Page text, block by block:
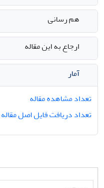
هم رسانی
ارجاع به این مقاله
آمار
تعداد مشاهده مقاله
تعداد دریافت فایل اصل مقاله